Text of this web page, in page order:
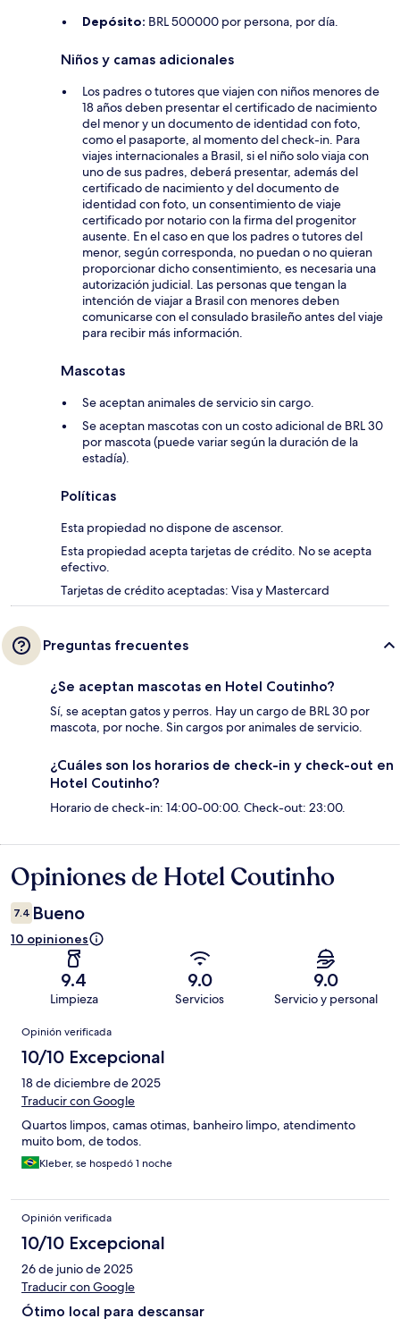
Depósito: BRL 500000 por persona, por día.
Niños y camas adicionales
Los padres o tutores que viajen con niños menores de
18 años deben presentar el certificado de nacimiento
del menor y un documento de identidad con foto,
como el pasaporte, al momento del check-in. Para
viajes internacionales a Brasil, si el niño solo viaja con
uno de sus padres, deberá presentar, además del
certificado de nacimiento y del documento de
identidad con foto, un consentimiento de viaje
certificado por notario con la firma del progenitor
ausente. En el caso en que los padres o tutores del
menor, según corresponda, no puedan o no quieran
proporcionar dicho consentimiento, es necesaria una
autorización judicial. Las personas que tengan la
intención de viajar a Brasil con menores deben
comunicarse con el consulado brasileño antes del viaje
para recibir más información.
Mascotas
Se aceptan animales de servicio sin cargo.
Se aceptan mascotas con un costo adicional de BRL 30
por mascota (puede variar según la duración de la
estadía).
Políticas
Esta propiedad no dispone de ascensor.
Esta propiedad acepta tarjetas de crédito. No se acepta
efectivo.
Tarjetas de crédito aceptadas: Visa y Mastercard
Preguntas frecuentes
¿Se aceptan mascotas en Hotel Coutinho?
Sí, se aceptan gatos y perros. Hay un cargo de BRL 30 por
mascota, por noche. Sin cargos por animales de servicio.
¿Cuáles son los horarios de check-in y check-out en
Hotel Coutinho?
Horario de check-in: 14:00-00:00. Check-out: 23:00.
Opiniones
Opiniones de Hotel Coutinho
7.4 Bueno
10 opiniones
9.4
Limpieza
9.0
Servicios
9.0
Servicio y personal
Opiniones
Opinión verificada
10/10 Excepcional
18 de diciembre de 2025
Traducir con Google
Quartos limpos, camas otimas, banheiro limpo, atendimento
muito bom, de todos.
Kleber, se hospedó 1 noche
Opinión verificada
10/10 Excepcional
26 de junio de 2025
Traducir con Google
Ótimo local para descansar